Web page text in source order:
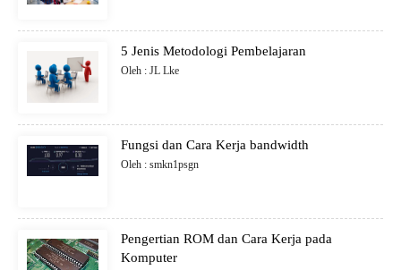
5 Jenis Metodologi Pembelajaran
Oleh : JL Lke
Fungsi dan Cara Kerja bandwidth
Oleh : smkn1psgn
Pengertian ROM dan Cara Kerja pada
Komputer